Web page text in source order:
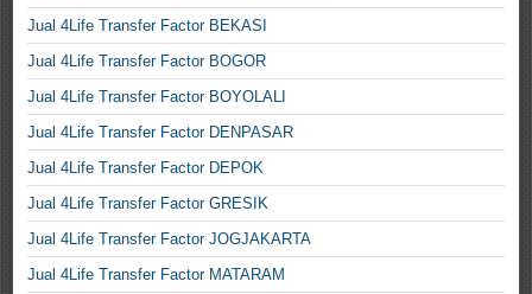
Jual 4Life Transfer Factor BEKASI
Jual 4Life Transfer Factor BOGOR
Jual 4Life Transfer Factor BOYOLALI
Jual 4Life Transfer Factor DENPASAR
Jual 4Life Transfer Factor DEPOK
Jual 4Life Transfer Factor GRESIK
Jual 4Life Transfer Factor JOGJAKARTA
Jual 4Life Transfer Factor MATARAM